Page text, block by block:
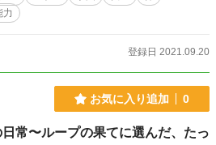
ている作品です。 DLsiteでノベルやゲ
ったり（今作はこの部分を含んでいます。）
ました。 http://www.mazenove.net/game/gam
力
登録日 2021.09.20
お気に入り追加 0
常〜ループの果てに選んだ、たっ